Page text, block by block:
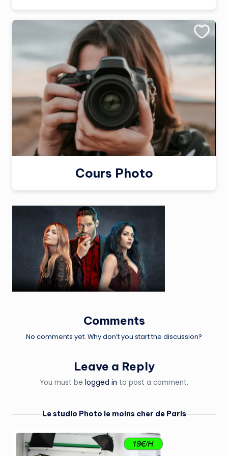
Cours Photo
Comments
No comments yet. Why don’t you start the discussion?
Leave a Reply
You must be logged in to post a comment.
Le studio Photo le moins cher de Paris